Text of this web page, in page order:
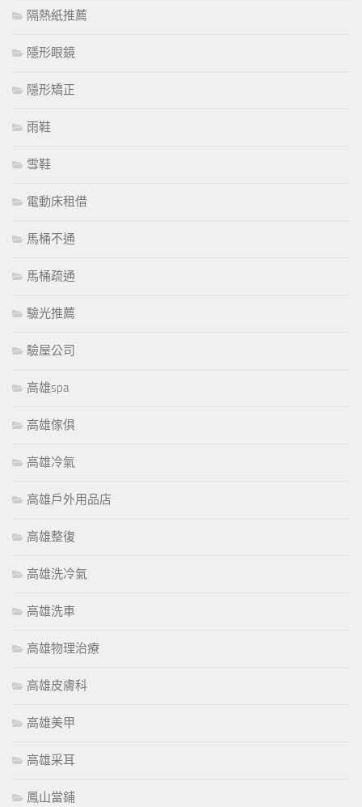
隔熱紙推薦
隱形眼鏡
隱形矯正
雨鞋
雪鞋
電動床租借
馬桶不通
馬桶疏通
驗光推薦
驗屋公司
高雄spa
高雄傢俱
高雄冷氣
高雄戶外用品店
高雄整復
高雄洗冷氣
高雄洗車
高雄物理治療
高雄皮膚科
高雄美甲
高雄采耳
鳳山當鋪